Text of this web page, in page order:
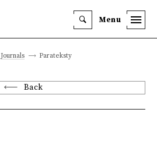
Menu
Journals Parateksty
Back